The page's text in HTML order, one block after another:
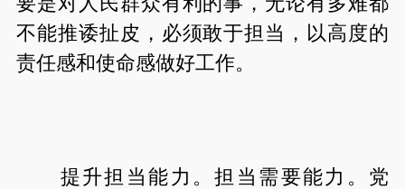
不能推诿扯皮，必须敢于担当，以高度的
责任感和使命感做好工作。
提升担当能力。担当需要能力。党